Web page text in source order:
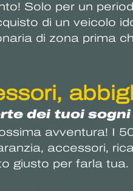
Solo per un
di un veicolo
di zona prima
avventura! I
accessori,
giusto per farla tua.
dei tuoi sogni